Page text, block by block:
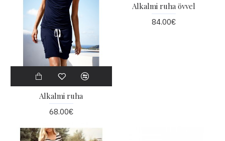
Alkalmi ruha
68.00€
Alkalmi ruha övvel
84.00€